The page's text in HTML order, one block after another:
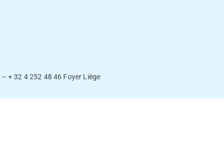
– + 32 4 252 48 46 Foyer Liège